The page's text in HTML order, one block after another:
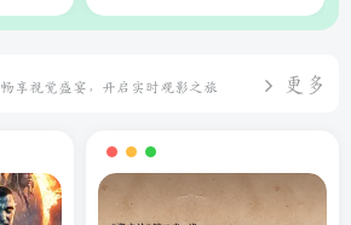
畅享视觉盛宴，开启实时观影之旅 更多